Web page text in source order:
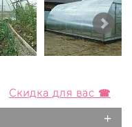
Скидка для вас ☎
+